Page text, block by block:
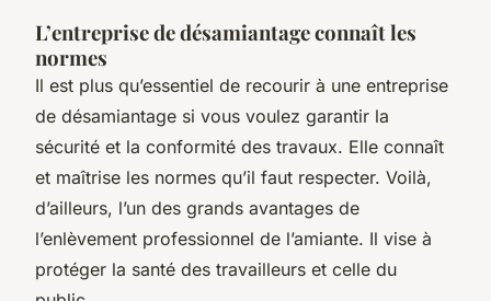
L’entreprise de désamiantage connaît les
normes
Il est plus qu’essentiel de recourir à une entreprise
de désamiantage si vous voulez garantir la
sécurité et la conformité des travaux. Elle connaît
et maîtrise les normes qu’il faut respecter. Voilà,
d’ailleurs, l’un des grands avantages de
l’enlèvement professionnel de l’amiante. Il vise à
protéger la santé des travailleurs et celle du